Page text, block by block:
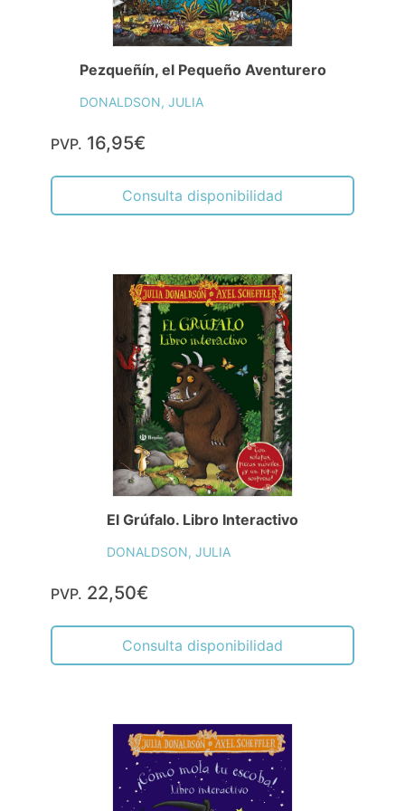
Pezqueñín, el Pequeño Aventurero
DONALDSON, JULIA
PVP. 16,95€
Consulta disponibilidad
El Grúfalo. Libro Interactivo
DONALDSON, JULIA
PVP. 22,50€
Consulta disponibilidad